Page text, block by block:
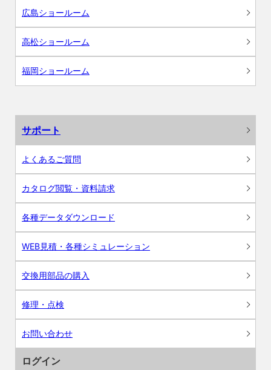
広島ショールーム
高松ショールーム
福岡ショールーム
サポート
よくあるご質問
カタログ閲覧・資料請求
各種データダウンロード
WEB見積・各種シミュレーション
交換用部品の購入
修理・点検
お問い合わせ
ログイン